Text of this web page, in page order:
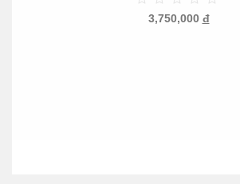
3,750,000 đ